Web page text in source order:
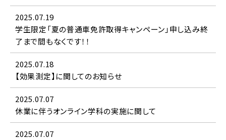
入所申込み
2025.07.19
学生限定「夏の普通車免許取得キャンペーン」申し込み終
了まで間もなくです！！
2025.07.18
【効果測定】に関してのお知らせ
2025.07.07
休業に伴うオンライン学科の実施に関して
2025.07.07